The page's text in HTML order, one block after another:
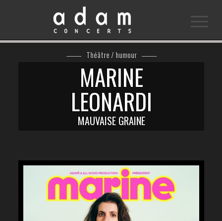
Théâtre / humour
MARINE
LEONARDI
MAUVAISE GRAINE